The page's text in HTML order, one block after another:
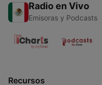
Radio en Vivo
Emisoras y Podcasts
Recursos